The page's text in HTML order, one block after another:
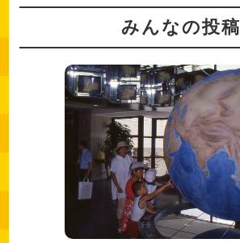
みんなの投稿